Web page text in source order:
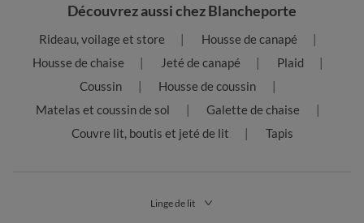
Découvrez aussi chez Blancheporte
Rideau, voilage et store
Housse de canapé
Housse de chaise
Jeté de canapé
Plaid
Coussin
Housse de coussin
Matelas et coussin de sol
Galette de chaise
Couvre lit, boutis et jeté de lit
Tapis
Linge de lit